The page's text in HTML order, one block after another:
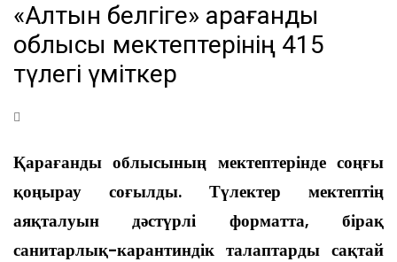
«Алтын белгіге» Қарағанды
облысы мектептерінің 415
түлегі үміткер
Қарағанды облысының мектептерінде соңғы
қоңырау соғылды. Түлектер мектептің
аяқталуын дәстүрлі форматта, бірақ
санитарлық-карантиндік талаптарды сақтай